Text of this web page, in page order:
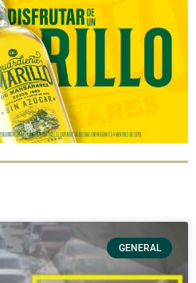
GENERAL